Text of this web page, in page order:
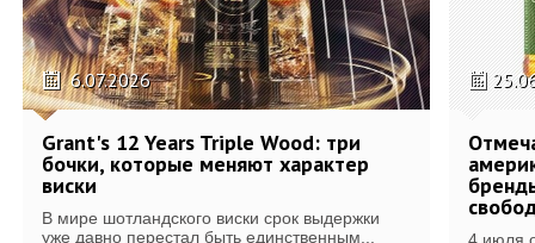
6.07.2026
Grant's 12 Years Triple Wood: три
бочки, которые меняют характер
виски
В мире шотландского виски срок выдержки
уже давно перестал быть единственным...